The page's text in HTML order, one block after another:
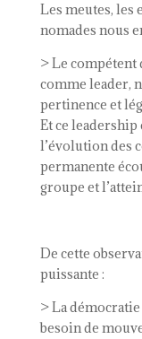
Les meutes, les
nomades nous
> Le compétent
comme leader,
pertinence et
Et ce
l’évolution des
permanente
groupe et
De cette
puissante :
> La démocratie
besoin de